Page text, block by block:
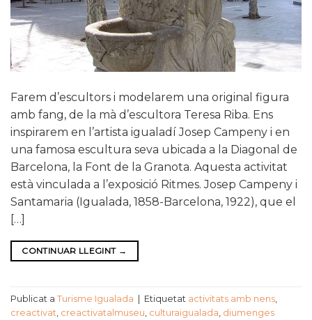
Farem d’escultors i modelarem una original figura
amb fang, de la mà d’escultora Teresa Riba. Ens
inspirarem en l’artista igualadí Josep Campeny i en
una famosa escultura seva ubicada a la Diagonal de
Barcelona, la Font de la Granota. Aquesta activitat
està vinculada a l’exposició Ritmes. Josep Campeny i
Santamaria (Igualada, 1858-Barcelona, 1922), que el
[…]
CONTINUAR LLEGINT →
Publicat a Turisme Igualada Etiquetat activitats amb nens
creactivat creactivatalmuseu culturaigualada diumenges